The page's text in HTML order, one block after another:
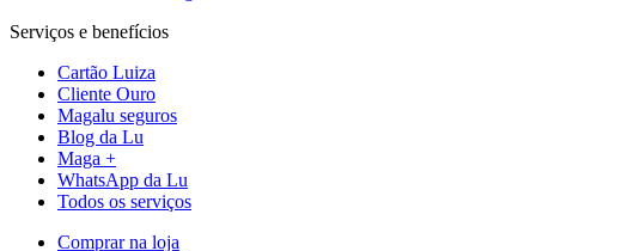
Serviços e benefícios
Cartão Luiza
Cliente Ouro
Magalu seguros
Blog da Lu
Maga +
WhatsApp da Lu
Todos os serviços
Comprar na loja